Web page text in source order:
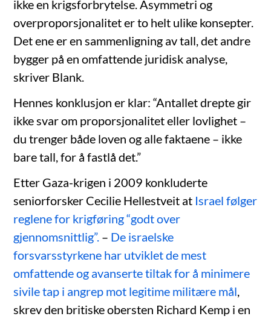
ikke en krigsforbrytelse. Asymmetri og
overproporsjonalitet er to helt ulike konsepter.
Det ene er en sammenligning av tall, det andre
bygger på en omfattende juridisk analyse,
skriver Blank.
Hennes konklusjon er klar: “Antallet drepte gir
ikke svar om proporsjonalitet eller lovlighet –
du trenger både loven og alle faktaene – ikke
bare tall, for å fastlå det.”
Etter Gaza-krigen i 2009 konkluderte
seniorforsker Cecilie Hellestveit at Israel følger
reglene for krigføring “godt over
gjennomsnittlig”. – De israelske
forsvarsstyrkene har utviklet de mest
omfattende og avanserte tiltak for å minimere
sivile tap i angrep mot legitime militære mål
skrev den britiske obersten Richard Kemp i en